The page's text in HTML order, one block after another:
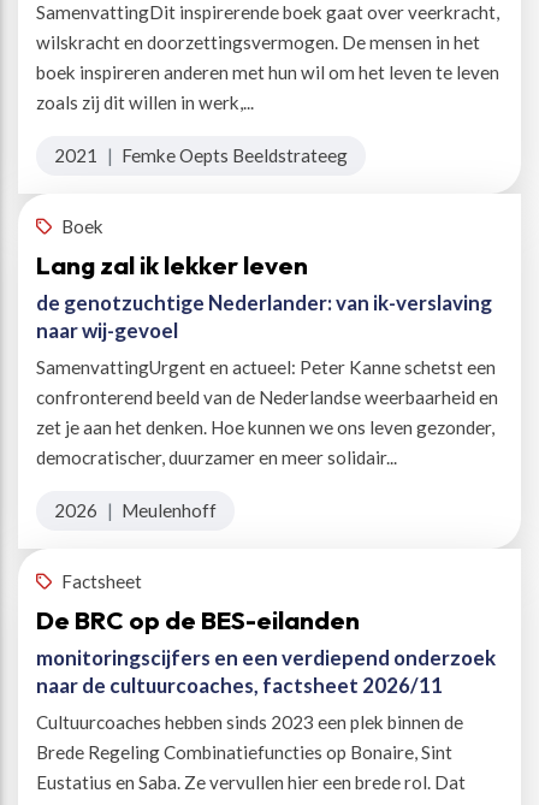
SamenvattingDit inspirerende boek gaat over veerkracht,
wilskracht en doorzettingsvermogen. De mensen in het
boek inspireren anderen met hun wil om het leven te leven
zoals zij dit willen in werk,...
2021 | Femke Oepts Beeldstrateeg
Boek
Lang zal ik lekker leven
de genotzuchtige Nederlander: van ik-verslaving
naar wij-gevoel
SamenvattingUrgent en actueel: Peter Kanne schetst een
confronterend beeld van de Nederlandse weerbaarheid en
zet je aan het denken. Hoe kunnen we ons leven gezonder,
democratischer, duurzamer en meer solidair...
2026 | Meulenhoff
Factsheet
De BRC op de BES-eilanden
monitoringscijfers en een verdiepend onderzoek
naar de cultuurcoaches, factsheet 2026/11
Cultuurcoaches hebben sinds 2023 een plek binnen de
Brede Regeling Combinatiefuncties op Bonaire, Sint
Eustatius en Saba. Ze vervullen hier een brede rol. Dat